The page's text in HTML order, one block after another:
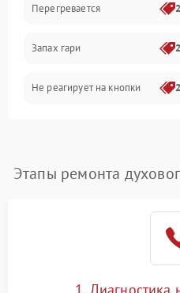
Перегревается
Запах гари
Не реагирует на кнопки
Этапы ремонта